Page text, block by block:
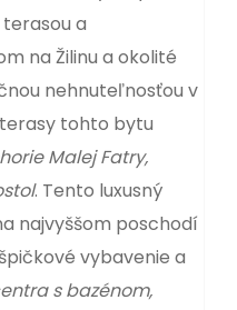
a
na Žilinu a okolité
nehnuteľnosťou v
terasy tohto bytu
Malej Fatry,
. Tento luxusný
najvyššom poschodí
vybavenie a
s bazénom,